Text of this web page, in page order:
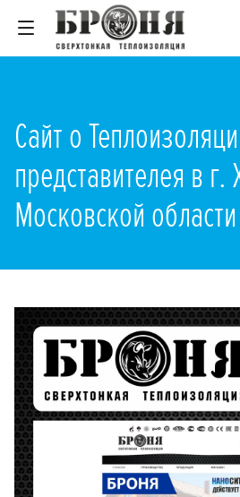
Сайт о
представителея в г.
Московской области